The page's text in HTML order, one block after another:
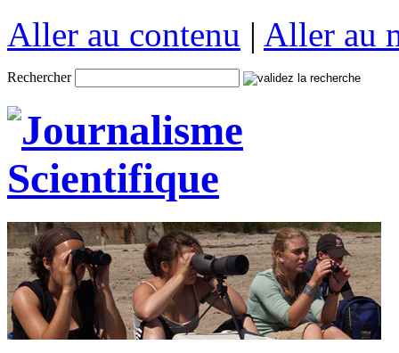
Aller au contenu | Aller au
Rechercher